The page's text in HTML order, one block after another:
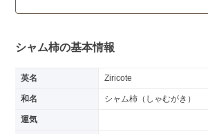
シャム柿の基本情報
英名 Ziricote
和名 シャム柿（しゃむがき）
運気